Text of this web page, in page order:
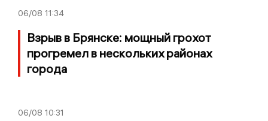
06/08 11:34
Взрыв в Брянске: мощный грохот
прогремел в нескольких районах
города
06/08 10:31